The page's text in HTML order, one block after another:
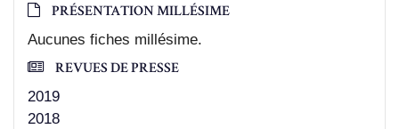
PRÉSENTATION MILLÉSIME
Aucunes fiches millésime.
REVUES DE PRESSE
2019
2018